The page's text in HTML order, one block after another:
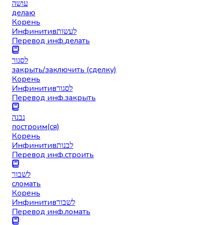
עושה
делаю
Корень
Инфинитивלעשות
Перевод инф.делать
לסגור
закрыть/заключить (сделку)
Корень
Инфинитивלסגור
Перевод инф.закрыть
נבנה
построим(ся)
Корень
Инфинитивלבנות
Перевод инф.строить
לשבור
сломать
Корень
Инфинитивלשבור
Перевод инф.ломать